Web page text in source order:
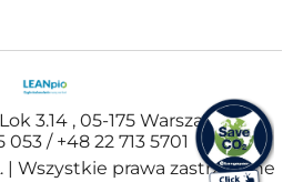
3.14 , 05-175 Warszawa , Tel
053 / +48 22 713 5701
| Wszystkie prawa zastrzeżone